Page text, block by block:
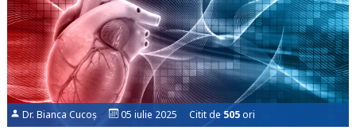
Dr. Bianca Cucoș 05 iulie 2025 Citit de 505ori